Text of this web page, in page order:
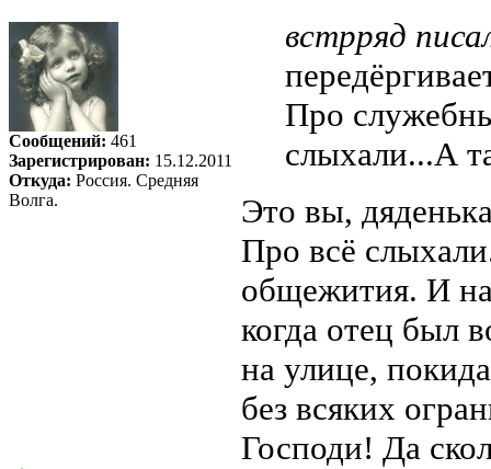
Сообщений: 461
Зарегистрирован: 15.12.2011
Откуда: Россия. Средняя
Волга.
встрряд
Про
слыхали...А
Это вы,
Про всё
общежития. И
когда отец был
на улице,
без всяких
Господи! Да